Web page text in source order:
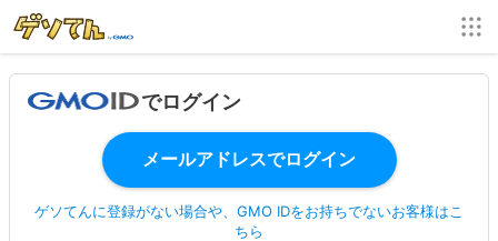
でログイン
ゲソてんに登録がない場合や、GMO IDをお持ちでないお客様はこ
ちら